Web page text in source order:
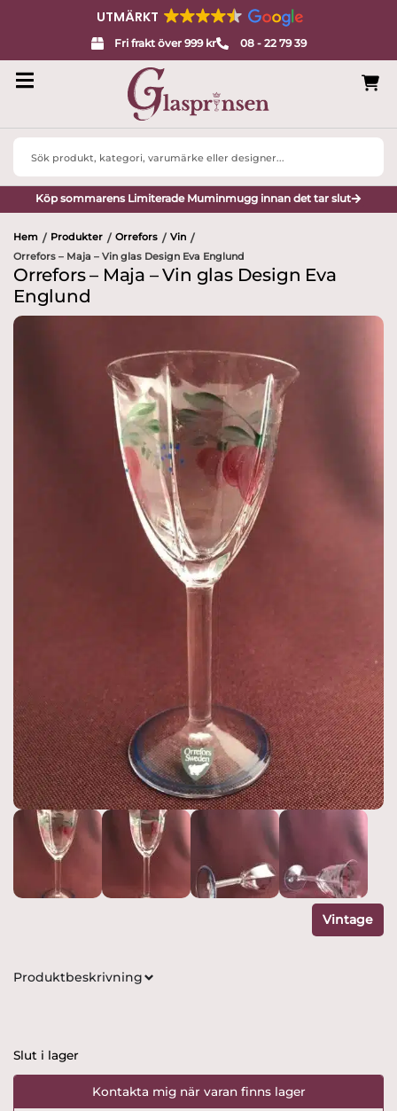
UTMÄRKT
Fri frakt över 999 kr 08 - 22 79 39
Search
Köp sommarens Limiterade Muminmugg innan det tar slut
Hem / Produkter / Orrefors / Vin /
Orrefors – Maja – Vin glas Design Eva Englund
Orrefors – Maja – Vin glas Design Eva
Englund
Vintage
Produktbeskrivning
Slut i lager
Kontakta mig när varan finns lager